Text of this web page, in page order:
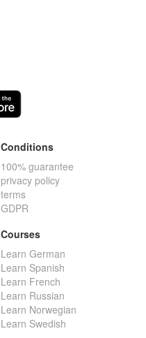
Conditions
100% guarantee
privacy policy
terms
GDPR
Courses
Learn German
Learn Spanish
Learn French
Learn Russian
Learn Norwegian
Learn Swedish